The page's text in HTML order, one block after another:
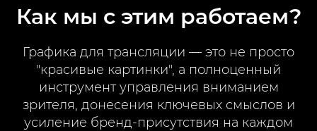
Как мы с этим работаем?
Графика для трансляции — это не просто
"красивые картинки", а полноценный
инструмент управления вниманием
зрителя, донесения ключевых смыслов и
усиление бренд-присутствия на каждом